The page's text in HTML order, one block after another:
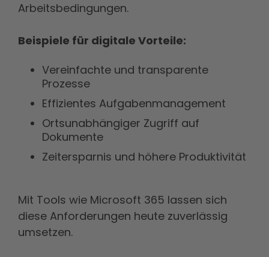
Arbeitsbedingungen.
Beispiele für digitale Vorteile:
Vereinfachte und transparente
Prozesse
Effizientes Aufgabenmanagement
Ortsunabhängiger Zugriff auf
Dokumente
Zeitersparnis und höhere Produktivität
Mit Tools wie Microsoft 365 lassen sich
diese Anforderungen heute zuverlässig
umsetzen.